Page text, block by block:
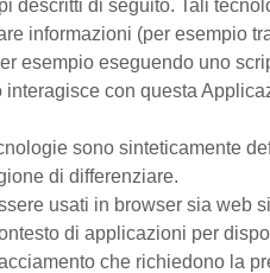
descritti di seguito. Tali
informazioni (per esempio
esempio eseguendo uno
interagisce con questa
sono sinteticamente
di differenziare.
usati in browser sia web
di applicazioni per
che richiedono la